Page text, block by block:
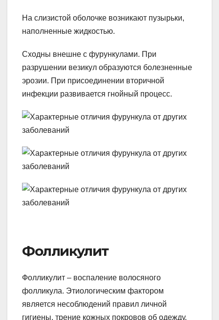
На слизистой оболочке возникают пузырьки,
наполненные жидкостью.
Сходны внешне с фурункулами. При
разрушении везикул образуются болезненные
эрозии. При присоединении вторичной
инфекции развивается гнойный процесс.
Фолликулит
Фолликулит – воспаление волосяного
фолликула. Этиологическим фактором
является несоблюдений правил личной
гигиены, трение кожных покровов об одежду,